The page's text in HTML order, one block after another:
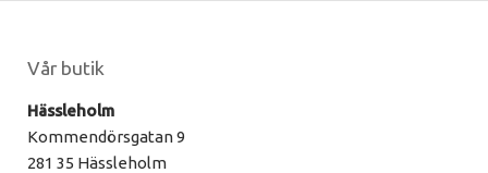
Vår butik
Hässleholm
Kommendörsgatan 9
281 35 Hässleholm